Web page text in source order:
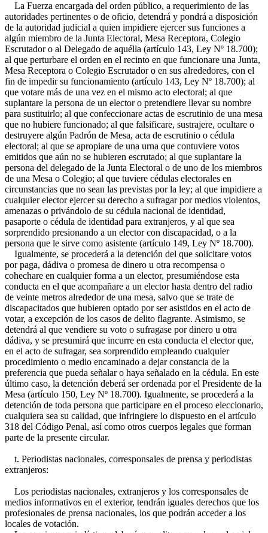
La Fuerza encargada del orden público, a requerimiento de las
autoridades pertinentes o de oficio, detendrá y pondrá a disposición
de la autoridad judicial a quien impidiere ejercer sus funciones a
algún miembro de la Junta Electoral, Mesa Receptora, Colegio
Escrutador o al Delegado de aquélla (artículo 143, Ley Nº 18.700);
al que perturbare el orden en el recinto en que funcionare una Junta,
Mesa Receptora o Colegio Escrutador o en sus alrededores, con el
fin de impedir su funcionamiento (artículo 143, Ley Nº 18.700); al
que votare más de una vez en el mismo acto electoral; al que
suplantare la persona de un elector o pretendiere llevar su nombre
para sustituirlo; al que confeccionare actas de escrutinio de una mesa
que no hubiere funcionado; al que falsificare, sustrajere, ocultare o
destruyere algún Padrón de Mesa, acta de escrutinio o cédula
electoral; al que se apropiare de una urna que contuviere votos
emitidos que aún no se hubieren escrutado; al que suplantare la
persona del delegado de la Junta Electoral o de uno de los miembros
de una Mesa o Colegio; al que tuviere cédulas electorales en
circunstancias que no sean las previstas por la ley; al que impidiere a
cualquier elector ejercer su derecho a sufragar por medios violentos,
amenazas o privándolo de su cédula nacional de identidad,
pasaporte o cédula de identidad para extranjeros, y al que sea
sorprendido presionando a un elector con discapacidad, o a la
persona que le sirve como asistente (artículo 149, Ley Nº 18.700).
Igualmente, se procederá a la detención del que solicitare votos
por paga, dádiva o promesa de dinero u otra recompensa o
cohechare en cualquier forma a un elector, presumiéndose esta
conducta en el que acompañare a un elector hasta dentro del radio
de veinte metros alrededor de una mesa, salvo que se trate de
discapacitados que hubieren optado por ser asistidos en el acto de
votar, a excepción de los casos de delito flagrante. Asimismo, se
detendrá al que vendiere su voto o sufragase por dinero u otra
dádiva, y se presumirá que incurre en esta conducta el elector que,
en el acto de sufragar, sea sorprendido empleando cualquier
procedimiento o medio encaminado a dejar constancia de la
preferencia que pueda señalar o haya señalado en la cédula. En este
último caso, la detención deberá ser ordenada por el Presidente de la
Mesa (artículo 150, Ley Nº 18.700). Igualmente, se procederá a la
detención de toda persona que participare en el proceso eleccionario,
cualquiera sea su calidad, que infringiere lo dispuesto en el artículo
318 del Código Penal, así como otros cuerpos legales que forman
parte de la presente circular.
t. Periodistas nacionales, corresponsales de prensa y periodistas
extranjeros:
Los periodistas nacionales, extranjeros y los corresponsales de
medios informativos en el exterior, tendrán iguales derechos que los
profesionales de prensa nacionales, los que podrán acceder a los
locales de votación.